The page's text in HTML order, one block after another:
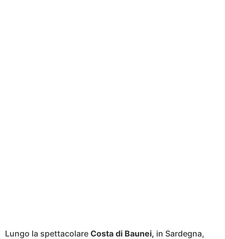
Lungo la spettacolare Costa di Baunei, in Sardegna,